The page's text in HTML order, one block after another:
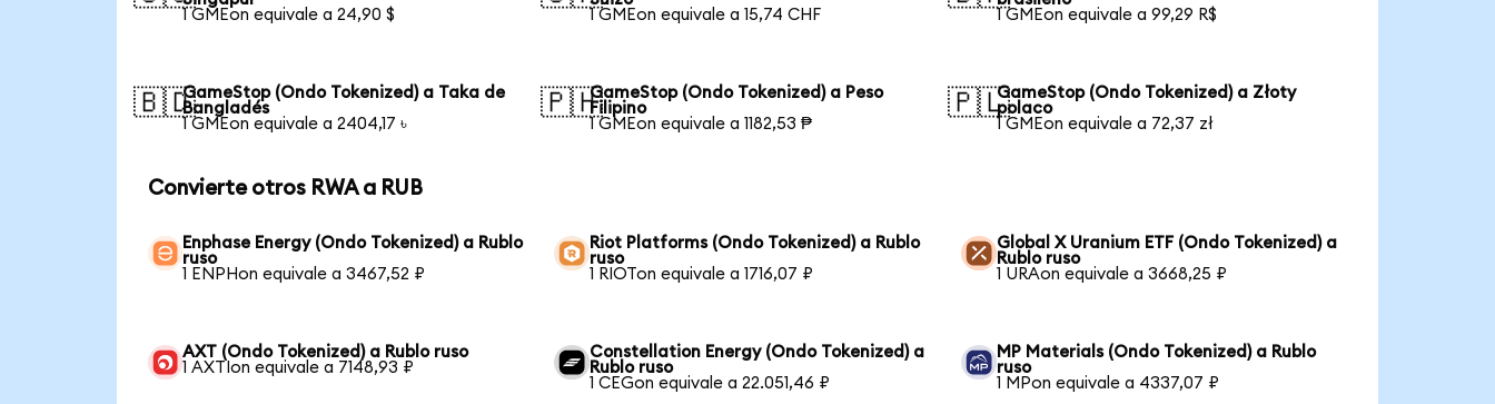
1 GMEon equivale a 24,90 $
1 GMEon equivale a 15,74 CHF
1 GMEon equivale a 99,29 R$
🇧🇩GameStop (Ondo Tokenized) a Taka de
Bangladés
1 GMEon equivale a 2404,17 ৳
🇵🇭GameStop (Ondo Tokenized) a Peso
Filipino
1 GMEon equivale a 1182,53 ₱
🇵🇱GameStop (Ondo Tokenized) a Złoty
polaco
1 GMEon equivale a 72,37 zł
Convierte otros RWA a RUB
Enphase Energy (Ondo Tokenized) a Rublo
ruso
1 ENPHon equivale a 3467,52 ₽
Riot Platforms (Ondo Tokenized) a Rublo
ruso
1 RIOTon equivale a 1716,07 ₽
Global X Uranium ETF (Ondo Tokenized) a
Rublo ruso
1 URAon equivale a 3668,25 ₽
AXT (Ondo Tokenized) a Rublo ruso
1 AXTIon equivale a 7148,93 ₽
Constellation Energy (Ondo Tokenized) a
Rublo ruso
1 CEGon equivale a 22.051,46 ₽
MP Materials (Ondo Tokenized) a Rublo
ruso
1 MPon equivale a 4337,07 ₽